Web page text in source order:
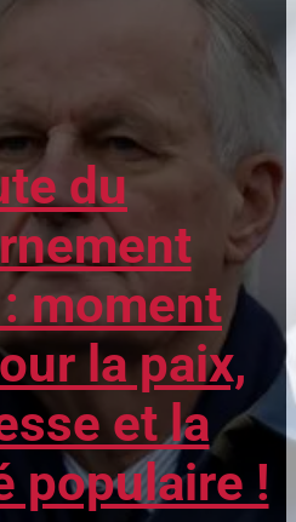
du
moment
la paix,
et la
populaire !